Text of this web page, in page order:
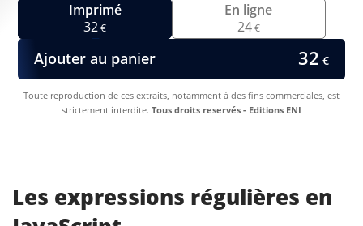
Imprimé
32€
En ligne
24€
Ajouter au panier 32 €
Toute reproduction de ces extraits, notamment à des fins commerciales, est
strictement interdite. Tous droits reservés - Editions ENI
Les expressions régulières en